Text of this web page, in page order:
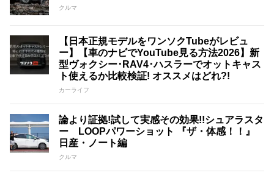
クルマ
【日本正規モデルをワンソクTubeがレビュ
ー】【車のナビでYouTube見る方法2026】新
型ヴォクシー･RAV4･ハスラーでオットキャス
ト使えるか比較検証! オススメはどれ?!
カーライフ
論より証拠!試して実感その効果!!シュアラスタ
ー LOOPパワーショット 『ザ・体感！！』
日産・ノート編
クルマ